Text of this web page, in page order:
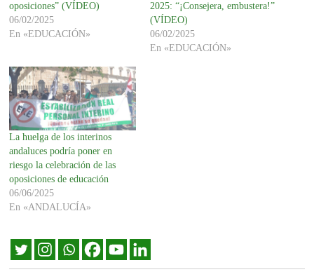
oposiciones” (VÍDEO)
06/02/2025
En «EDUCACIÓN»
2025: “¡Consejera, embustera!”
(VÍDEO)
06/02/2025
En «EDUCACIÓN»
La huelga de los interinos
andaluces podría poner en
riesgo la celebración de las
oposiciones de educación
06/06/2025
En «ANDALUCÍA»